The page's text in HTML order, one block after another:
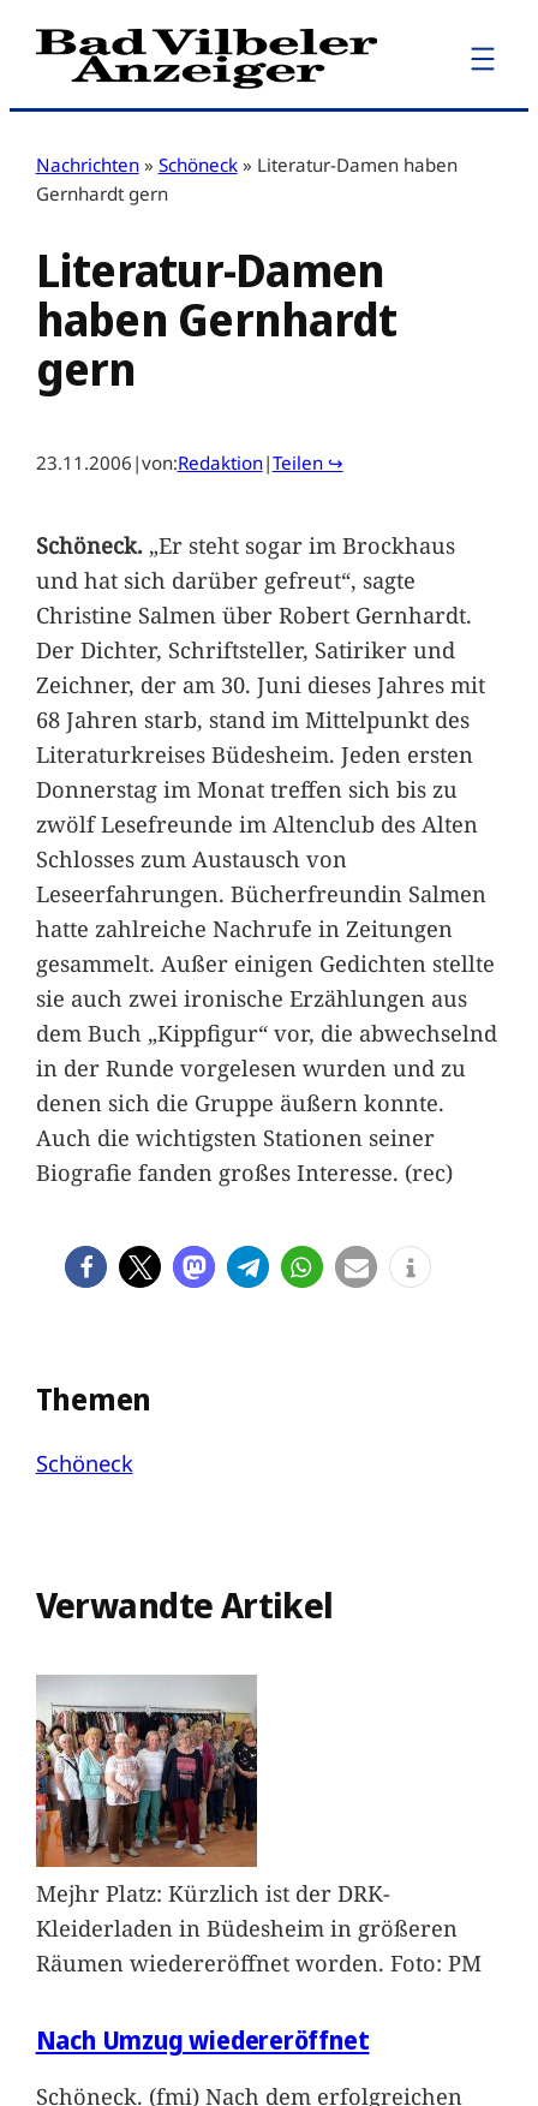
Zum
Inhalt
Nachrichten » Schöneck » Literatur-Damen haben
Gernhardt gern
Literatur-Damen
haben Gernhardt
gern
23.11.2006 |von:Redaktion|Teilen ↪
Schöneck.„Er steht sogar im Brockhaus
und hat sich darüber gefreut“, sagte
Christine Salmen über Robert Gernhardt.
Der Dichter, Schriftsteller, Satiriker und
Zeichner, der am 30. Juni dieses Jahres mit
68 Jahren starb, stand im Mittelpunkt des
Literaturkreises Büdesheim. Jeden ersten
Donnerstag im Monat treffen sich bis zu
zwölf Lesefreunde im Altenclub des Alten
Schlosses zum Austausch von
Leseerfahrungen. Bücherfreundin Salmen
hatte zahlreiche Nachrufe in Zeitungen
gesammelt. Außer einigen Gedichten stellte
sie auch zwei ironische Erzählungen aus
dem Buch „Kippfigur“ vor, die abwechselnd
in der Runde vorgelesen wurden und zu
denen sich die Gruppe äußern konnte.
Auch die wichtigsten Stationen seiner
Biografie fanden großes Interesse. (rec)
Themen
Schöneck
Verwandte Artikel
Mejhr Platz: Kürzlich ist der DRK-
Kleiderladen in Büdesheim in größeren
Räumen wiedereröffnet worden. Foto: PM
Nach Umzug wiedereröffnet
Schöneck. (fmi) Nach dem erfolgreichen